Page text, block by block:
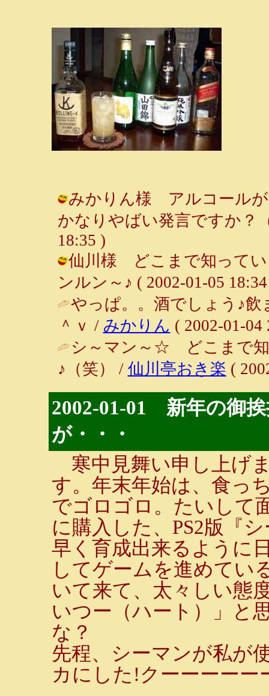
みかりん様 アルコール
かなりやばい発言ですか？
18:35 )
仙川様 どこまで知って
ンルン～♪ ( 2002-01-05
やっぱ。。酒でしょう♪
＾ｖ / みかりん ( 2002-01-04
シ～マン～☆ どこまで
♪（笑） / 仙川亭おき楽 (
2002-01-01 新年の御
が・・・
寒中見舞い申し上げ
す。年末年始は、食っ
でゴロゴロ。たいして
に購入した、PS2版『
早く育成出来るように
してゲームを進めてい
いて来て、太々しい態
いつー（ハート）」と
な？
先程、シーマンが私が
カにした!クーーーーー